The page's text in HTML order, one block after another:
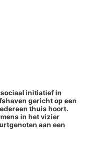
initiatief in
gericht op een
thuis hoort.
in het vizier
aan een